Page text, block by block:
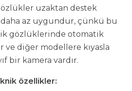
uzaktan destek
az uygundur, çünkü bu
gözlüklerinde otomatik
ve diğer modellere kıyasla
bir kamera vardır.
özellikler: